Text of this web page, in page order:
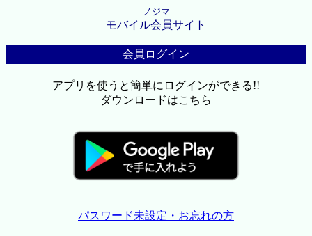
ノジマ
モバイル会員サイト
会員ログイン
アプリを使うと簡単にログインができる!!
ダウンロードはこちら
パスワード未設定・お忘れの方